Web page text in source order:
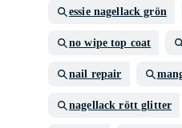
essie nagellack grön
no wipe top coat
nail repair
nagellack rött glitter